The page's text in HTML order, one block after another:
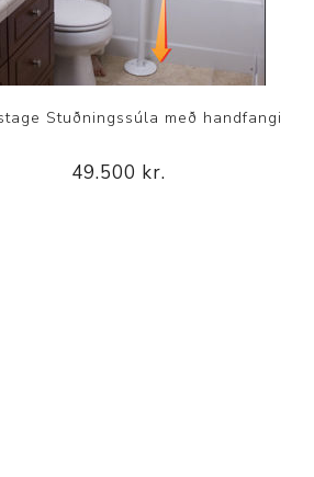
Stuðningssúla með handfangi
49.500 kr.